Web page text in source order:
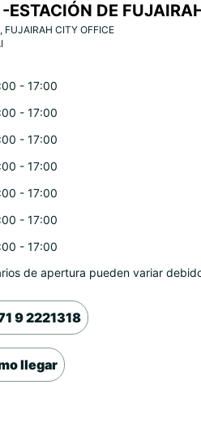
ESTACIÓN DE
FUJAIRAH CITY OFFICE
- 17:00
- 17:00
- 17:00
- 17:00
- 17:00
- 17:00
- 17:00
de apertura pueden variar
9 2221318
llegar